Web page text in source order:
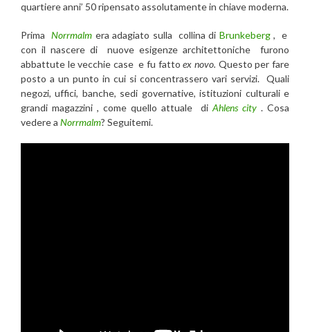
quartiere anni’ 50 ripensato assolutamente in chiave moderna.
Prima Norrmalm era adagiato sulla collina di Brunkeberg, e
con il nascere di nuove esigenze architettoniche furono
abbattute le vecchie case e fu fattoex novo. Questo per fare
posto a un punto in cui si concentrassero vari servizi. Quali
negozi, uffici, banche, sedi governative, istituzioni culturali e
grandi magazzini , come quello attuale di Ahlens city . Cosa
vedere a Norrmalm? Seguitemi.